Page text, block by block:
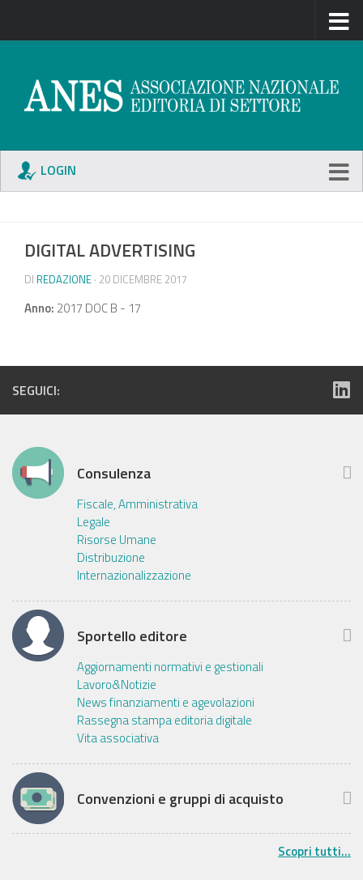
LOGIN
DIGITAL ADVERTISING
DI REDAZIONE · 20 DICEMBRE 2017
Anno: 2017 DOC B - 17
SEGUICI:
Consulenza
Fiscale, Amministrativa
Legale
Risorse Umane
Distribuzione
Internazionalizzazione
Sportello editore
Aggiornamenti normativi e gestionali
Lavoro&Notizie
News finanziamenti e agevolazioni
Rassegna stampa editoria digitale
Vita associativa
Convenzioni e gruppi di acquisto
Scopri tutti...